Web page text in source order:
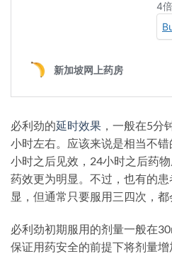
必利劲的延时效果 ，一般在5分
小时左右。应该来说是相当不
小时之后见效，24小时之后药
药效更为明显。不过，也有的
显，但通常只要服用三四次，都
必利劲初期服用的剂量一般在
保证用药安全的前提下将剂量